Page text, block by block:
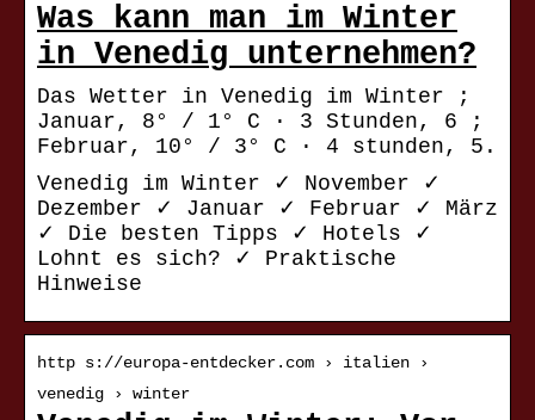
Was kann man im Winter
in Venedig unternehmen?
Das Wetter in Venedig im Winter ;
Januar, 8° / 1° C · 3 Stunden, 6 ;
Februar, 10° / 3° C · 4 stunden, 5.
Venedig im Winter ✓ November ✓
Dezember ✓ Januar ✓ Februar ✓ März
✓ Die besten Tipps ✓ Hotels ✓
Lohnt es sich? ✓ Praktische
Hinweise
http s://europa-entdecker.com › italien ›
venedig › winter